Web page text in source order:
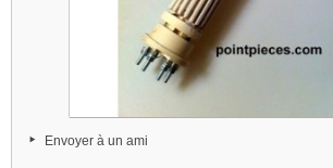
Envoyer à un ami